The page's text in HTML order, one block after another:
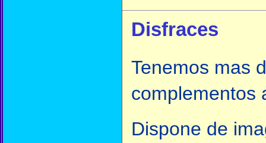
Disfraces
Tenemos mas
complementos
Dispone de